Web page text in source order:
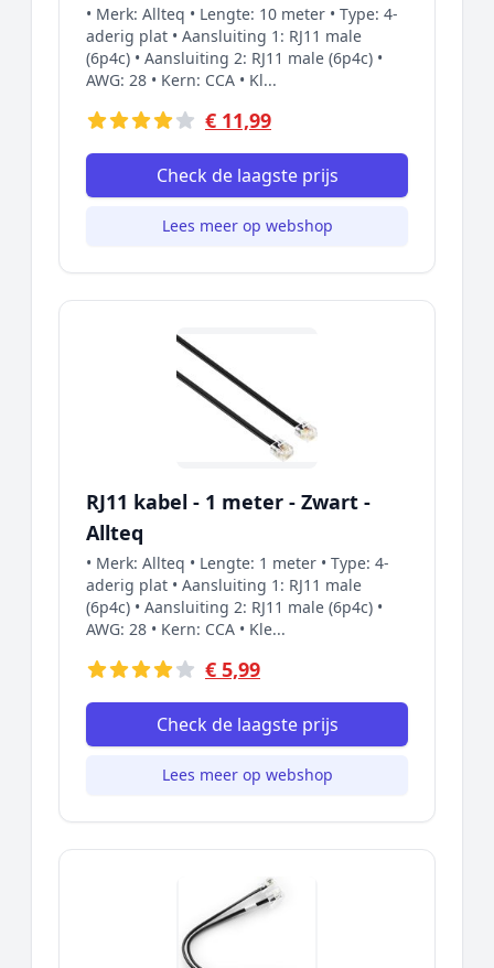
• Merk: Allteq • Lengte: 10 meter • Type: 4-
aderig plat • Aansluiting 1: RJ11 male
(6p4c) • Aansluiting 2: RJ11 male (6p4c) •
AWG: 28 • Kern: CCA • Kl...
€ 11,99
Check de laagste prijs
Lees meer op webshop
RJ11 kabel - 1 meter - Zwart -
Allteq
• Merk: Allteq • Lengte: 1 meter • Type: 4-
aderig plat • Aansluiting 1: RJ11 male
(6p4c) • Aansluiting 2: RJ11 male (6p4c) •
AWG: 28 • Kern: CCA • Kle...
€ 5,99
Check de laagste prijs
Lees meer op webshop